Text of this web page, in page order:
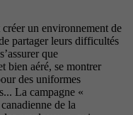
un environnement de
partager leurs difficultés
que
bien aéré, se montrer
des uniformes
La campagne «
de la